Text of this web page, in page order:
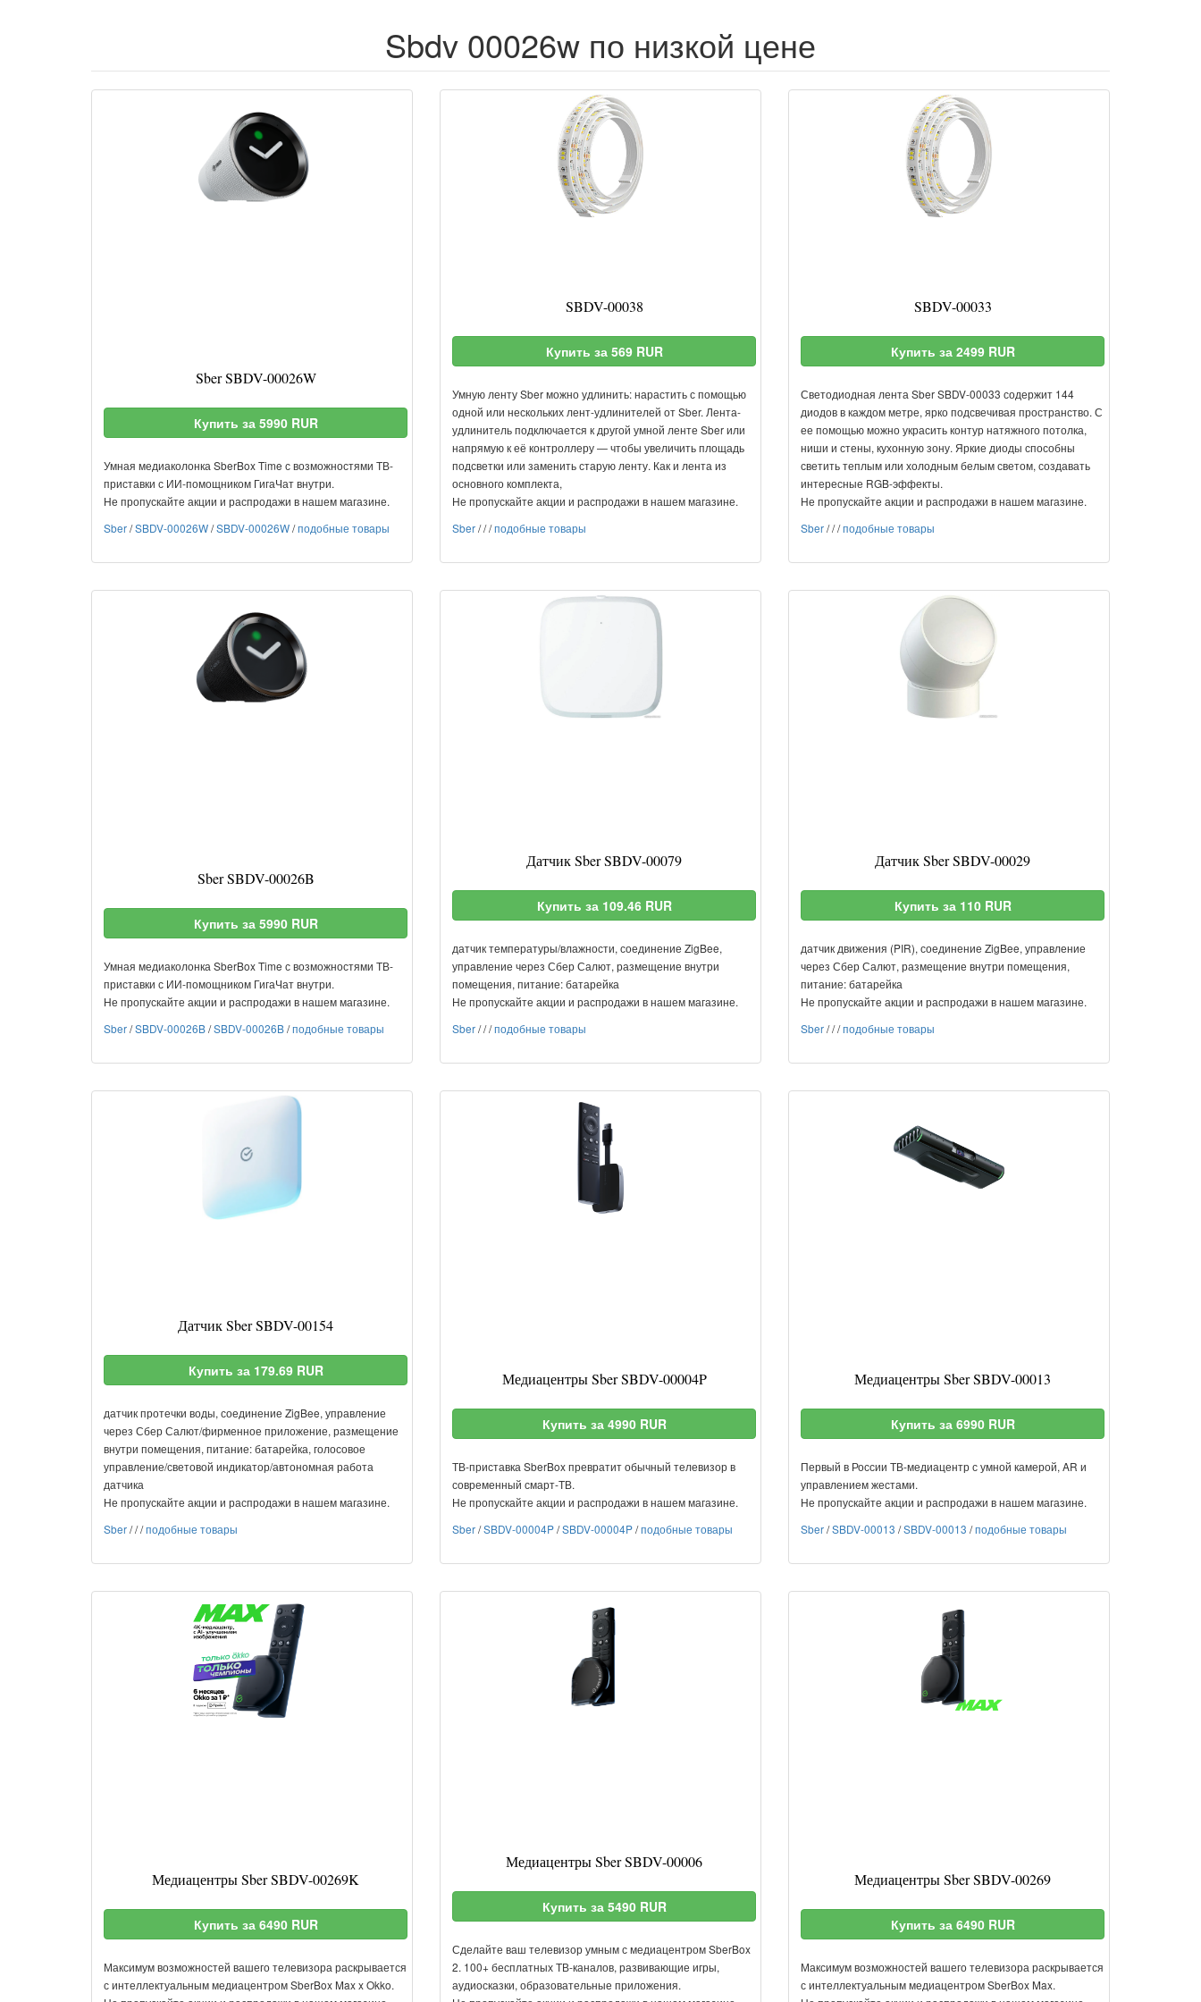
Sbdv 00026w по низкой цене
Sber SBDV-00026W
Купить за 5990 RUR
Умная медиаколонка SberBox Time с возможностями ТВ-
приставки с ИИ-помощником ГигаЧат внутри.
Не пропускайте акции и распродажи в нашем магазине.
Sber/SBDV-00026W/SBDV-00026W/подобные товары
SBDV-00038
Купить за 569 RUR
Умную ленту Sber можно удлинить: нарастить с помощью
одной или нескольких лент-удлинителей от Sber. Лента-
удлинитель подключается к другой умной ленте Sber или
напрямую к её контроллеру — чтобы увеличить площадь
подсветки или заменить старую ленту. Как и лента из
основного комплекта,
Не пропускайте акции и распродажи в нашем магазине.
Sber///подобные товары
SBDV-00033
Купить за 2499 RUR
Светодиодная лента Sber SBDV-00033 содержит 144
диодов в каждом метре, ярко подсвечивая пространство. С
ее помощью можно украсить контур натяжного потолка,
ниши и стены, кухонную зону. Яркие диоды способны
светить теплым или холодным белым светом, создавать
интересные RGB-эффекты.
Не пропускайте акции и распродажи в нашем магазине.
Sber///подобные товары
Sber SBDV-00026B
Купить за 5990 RUR
Умная медиаколонка SberBox Time с возможностями ТВ-
приставки с ИИ-помощником ГигаЧат внутри.
Не пропускайте акции и распродажи в нашем магазине.
Sber/SBDV-00026B/SBDV-00026B/подобные товары
Датчик Sber SBDV-00079
Купить за 109.46 RUR
датчик температуры/влажности, соединение ZigBee,
управление через Сбер Салют, размещение внутри
помещения, питание: батарейка
Не пропускайте акции и распродажи в нашем магазине.
Sber///подобные товары
Датчик Sber SBDV-00029
Купить за 110 RUR
датчик движения (PIR), соединение ZigBee, управление
через Сбер Салют, размещение внутри помещения,
питание: батарейка
Не пропускайте акции и распродажи в нашем магазине.
Sber///подобные товары
Датчик Sber SBDV-00154
Купить за 179.69 RUR
датчик протечки воды, соединение ZigBee, управление
через Сбер Салют/фирменное приложение, размещение
внутри помещения, питание: батарейка, голосовое
управление/световой индикатор/автономная работа
датчика
Не пропускайте акции и распродажи в нашем магазине.
Sber///подобные товары
Медиацентры Sber SBDV-00004P
Купить за 4990 RUR
ТВ-приставка SberBox превратит обычный телевизор в
современный смарт-ТВ.
Не пропускайте акции и распродажи в нашем магазине.
Sber/SBDV-00004P/SBDV-00004P/подобные товары
Медиацентры Sber SBDV-00013
Купить за 6990 RUR
Первый в России ТВ-медиацентр с умной камерой, AR и
управлением жестами.
Не пропускайте акции и распродажи в нашем магазине.
Sber/SBDV-00013 /SBDV-00013 /подобные товары
Медиацентры Sber SBDV-00269K
Купить за 6490 RUR
Максимум возможностей вашего телевизора раскрывается
с интеллектуальным медиацентром SberBox Max x Okko.
Медиацентры Sber SBDV-00006
Купить за 5490 RUR
Сделайте ваш телевизор умным с медиацентром SberBox
2. 100+ бесплатных ТВ-каналов, развивающие игры,
аудиосказки, образовательные приложения.
Медиацентры Sber SBDV-00269
Купить за 6490 RUR
Максимум возможностей вашего телевизора раскрывается
с интеллектуальным медиацентром SberBox Max.